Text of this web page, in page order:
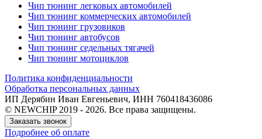
Чип тюнинг легковых автомобилей
Чип тюнинг коммерческих автомобилей
Чип тюнинг грузовиков
Чип тюнинг автобусов
Чип тюнинг седельных тягачей
Чип тюнинг мотоциклов
Политика конфиденциальности
Обработка персональных данных
ИП Дерябин Иван Евгеньевич, ИНН 760418436086
© NEWCHIP 2019 - 2026. Все права защищены.
Заказать звонок
Подробнее об оплате